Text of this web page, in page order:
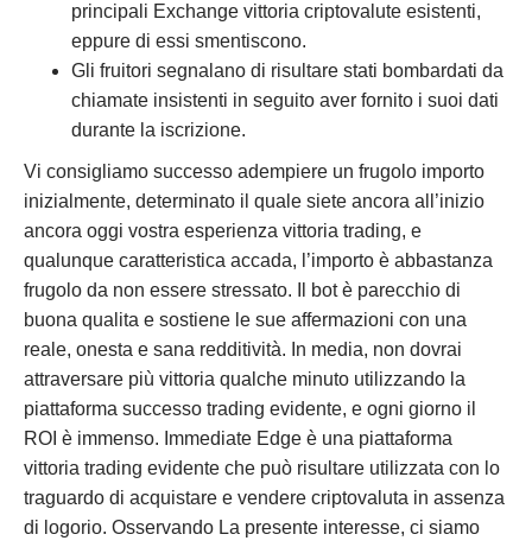
principali Exchange vittoria criptovalute esistenti,
eppure di essi smentiscono.
Gli fruitori segnalano di risultare stati bombardati da
chiamate insistenti in seguito aver fornito i suoi dati
durante la iscrizione.
Vi consigliamo successo adempiere un frugolo importo
inizialmente, determinato il quale siete ancora all’inizio
ancora oggi vostra esperienza vittoria trading, e
qualunque caratteristica accada, l’importo è abbastanza
frugolo da non essere stressato. Il bot è parecchio di
buona qualita e sostiene le sue affermazioni con una
reale, onesta e sana redditività. In media, non dovrai
attraversare più vittoria qualche minuto utilizzando la
piattaforma successo trading evidente, e ogni giorno il
ROI è immenso. Immediate Edge è una piattaforma
vittoria trading evidente che può risultare utilizzata con lo
traguardo di acquistare e vendere criptovaluta in assenza
di logorio. Osservando La presente interesse, ci siamo